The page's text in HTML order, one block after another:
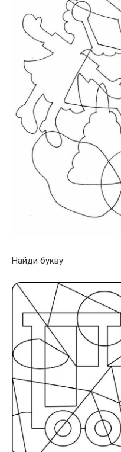
Найди букву